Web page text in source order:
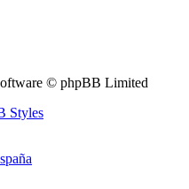
© phpBB Limited
Styles